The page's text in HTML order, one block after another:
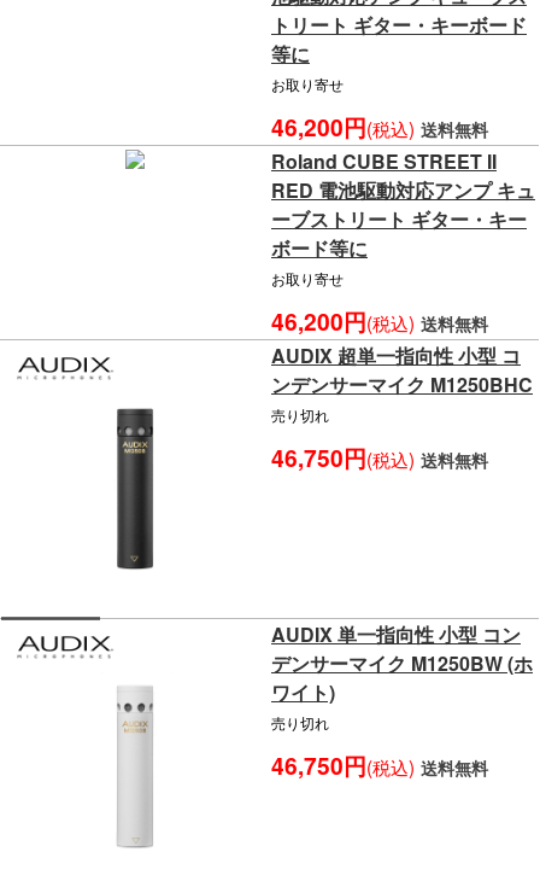
トリート ギター・キーボード
等に
お取り寄せ
46,200円(税込) 送料無料
Roland CUBE STREET II
RED 電池駆動対応アンプ キュ
ーブストリート ギター・キー
ボード等に
お取り寄せ
46,200円(税込) 送料無料
AUDIX 超単一指向性 小型 コ
ンデンサーマイク M1250BHC
売り切れ
46,750円(税込) 送料無料
AUDIX 単一指向性 小型 コン
デンサーマイク M1250BW (ホ
ワイト)
売り切れ
46,750円(税込) 送料無料